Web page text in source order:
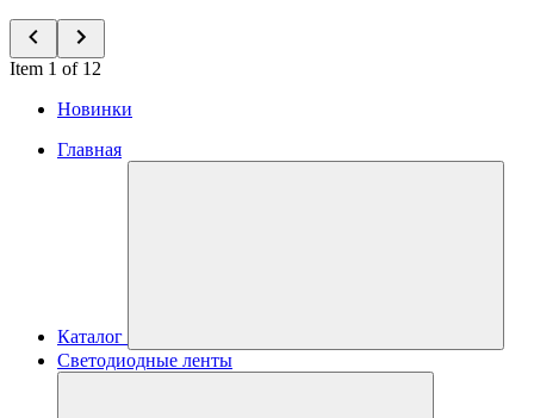
Item 1 of 12
Новинки
Главная
Каталог
Светодиодные ленты